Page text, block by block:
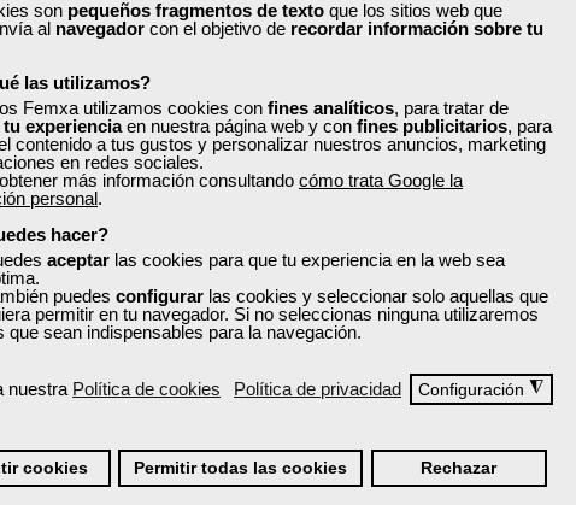
son pequeños fragmentos de texto que los sitios web que
al navegador con el objetivo de recordar información sobre tu
las utilizamos?
Femxa utilizamos cookies con fines analíticos, para tratar de
experienciaen nuestra página web y con fines publicitarios, para
contenido a tus gustos y personalizar nuestros anuncios, marketing
en redes sociales.
más información consultando cómo trata Google la
personal.
hacer?
aceptar las cookies para que tu experiencia en la web sea
puedes configurar las cookies y seleccionar solo aquellas que
permitir en tu navegador. Si no seleccionas ninguna utilizaremos
que sean indispensables para la navegación.
nuestra Política de cookies Política de privacidad Configuración ◮
cookies Permitir todas las cookies Rechazar
Mostrar
mi perfil más adelante
información sobre cursos, ofertas exclusivas y recursos para el aprendizaje.
la
Información: